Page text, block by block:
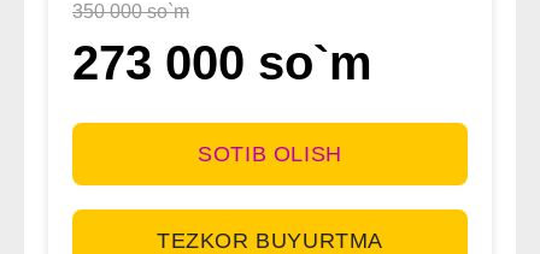
350 000 so`m
273 000 so`m
SOTIB OLISH
TEZKOR BUYURTMA